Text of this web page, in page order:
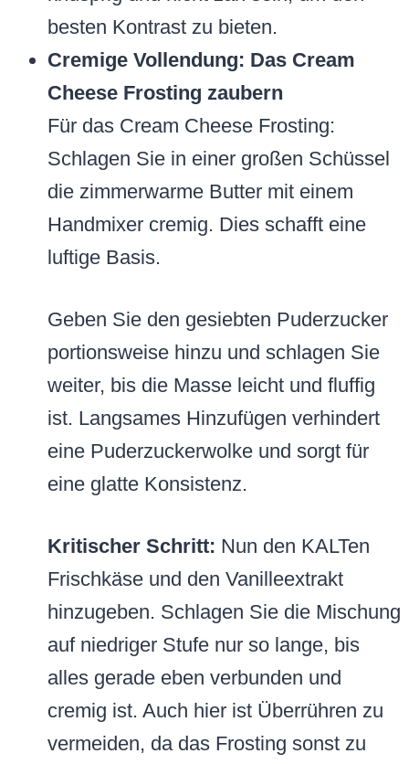
besten Kontrast zu bieten.
Cremige Vollendung: Das Cream
Cheese Frosting zaubern
Für das Cream Cheese Frosting:
Schlagen Sie in einer großen Schüssel
die zimmerwarme Butter mit einem
Handmixer cremig. Dies schafft eine
luftige Basis.
Geben Sie den gesiebten Puderzucker
portionsweise hinzu und schlagen Sie
weiter, bis die Masse leicht und fluffig
ist. Langsames Hinzufügen verhindert
eine Puderzuckerwolke und sorgt für
eine glatte Konsistenz.
Kritischer Schritt: Nun den KALTen
Frischkäse und den Vanilleextrakt
hinzugeben. Schlagen Sie die Mischung
auf niedriger Stufe nur so lange, bis
alles gerade eben verbunden und
cremig ist. Auch hier ist Überrühren zu
vermeiden, da das Frosting sonst zu